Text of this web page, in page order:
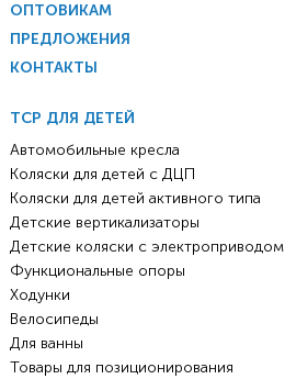
ОПТОВИКАМ
ПРЕДЛОЖЕНИЯ
КОНТАКТЫ
ТСР ДЛЯ ДЕТЕЙ
Автомобильные кресла
Коляски для детей с ДЦП
Коляски для детей активного типа
Детские вертикализаторы
Детские коляски с электроприводом
Функциональные опоры
Ходунки
Велосипеды
Для ванны
Товары для позиционирования